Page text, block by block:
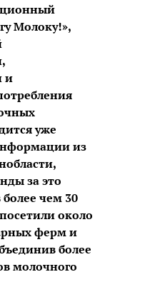
Молоку!»,
и
уже
из
за это
чем 30
около
ферм и
более
молочного